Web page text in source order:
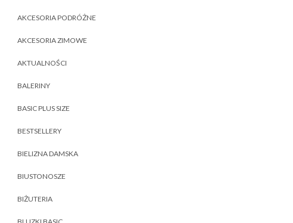
AKCESORIA PODRÓŻNE
AKCESORIA ZIMOWE
AKTUALNOŚCI
BALERINY
BASIC PLUS SIZE
BESTSELLERY
BIELIZNA DAMSKA
BIUSTONOSZE
BIŻUTERIA